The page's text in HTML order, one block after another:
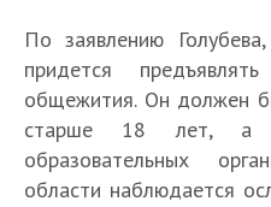
По заявлению
придется
общежития. Он должен
старше 18 лет, а
образовательных
области наблюдается